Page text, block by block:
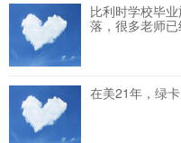
比利时学校毕
落，很多老师
在美21年，绿